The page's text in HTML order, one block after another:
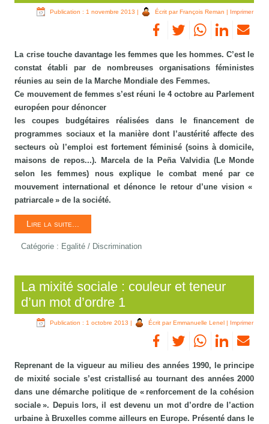
Publication : 1 novembre 2013 | Écrit par François Reman | Imprimer
La crise touche davantage les femmes que les hommes. C’est le
constat établi par de nombreuses organisations féministes
réunies au sein de la Marche Mondiale des Femmes.
Ce mouvement de femmes s’est réuni le 4 octobre au Parlement
européen pour dénoncer
les coupes budgétaires réalisées dans le financement de
programmes sociaux et la manière dont l’austérité affecte des
secteurs où l’emploi est fortement féminisé (soins à domicile,
maisons de repos...). Marcela de la Peña Valvidia (Le Monde
selon les femmes) nous explique le combat mené par ce
mouvement international et dénonce le retour d’une vision «
patriarcale » de la société.
Lire la suite...
Catégorie : Egalité / Discrimination
La mixité sociale : couleur et teneur
d’un mot d’ordre 1
Publication : 1 octobre 2013 | Écrit par Emmanuelle Lenel | Imprimer
Reprenant de la vigueur au milieu des années 1990, le principe
de mixité sociale s’est cristallisé au tournant des années 2000
dans une démarche politique de « renforcement de la cohésion
sociale ». Depuis lors, il est devenu un mot d’ordre de l’action
urbaine à Bruxelles comme ailleurs en Europe. Présenté dans le